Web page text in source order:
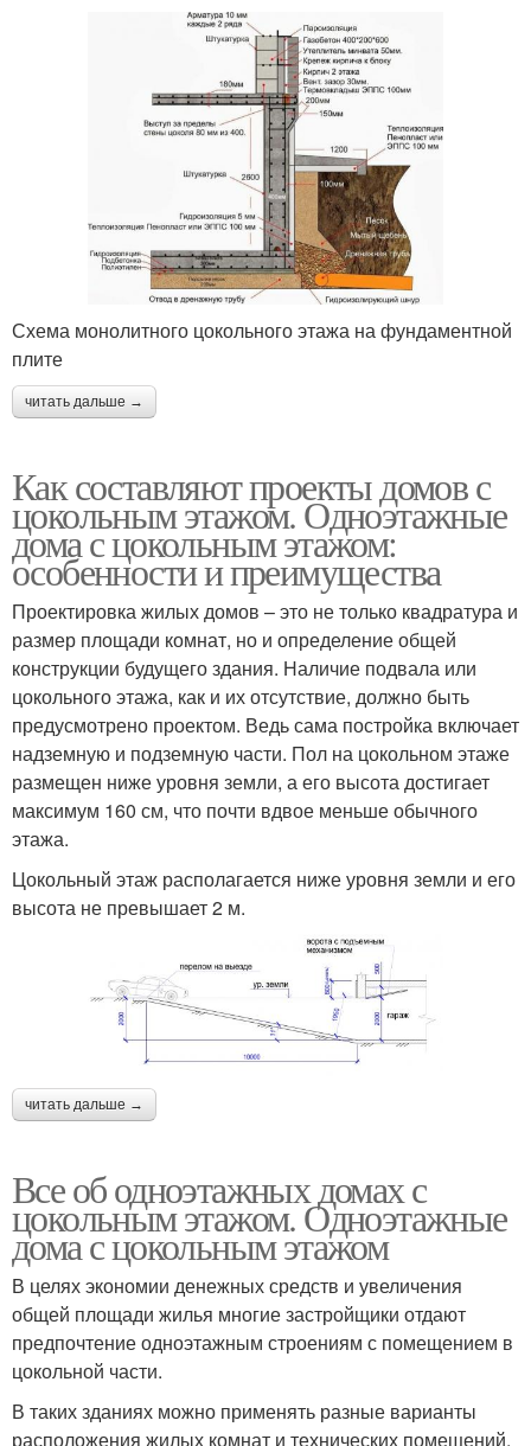
Схема монолитного цокольного этажа на фундаментной
плите
читать дальше →
Как составляют проекты домов с
цокольным этажом. Одноэтажные
дома с цокольным этажом:
особенности и преимущества
Проектировка жилых домов – это не только квадратура и
размер площади комнат, но и определение общей
конструкции будущего здания. Наличие подвала или
цокольного этажа, как и их отсутствие, должно быть
предусмотрено проектом. Ведь сама постройка включает
надземную и подземную части. Пол на цокольном этаже
размещен ниже уровня земли, а его высота достигает
максимум 160 см, что почти вдвое меньше обычного
этажа.
Цокольный этаж располагается ниже уровня земли и его
высота не превышает 2 м.
читать дальше →
Все об одноэтажных домах с
цокольным этажом. Одноэтажные
дома с цокольным этажом
В целях экономии денежных средств и увеличения
общей площади жилья многие застройщики отдают
предпочтение одноэтажным строениям с помещением в
цокольной части.
В таких зданиях можно применять разные варианты
расположения жилых комнат и технических помещений.